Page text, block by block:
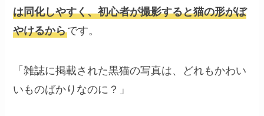
は同化しやすく、初心者が撮影すると猫の形がぼ
やけるからです。
「雑誌に掲載された黒猫の写真は、どれもかわい
いものばかりなのに？」